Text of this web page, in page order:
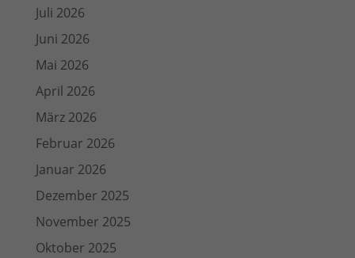
Juli 2026
Juni 2026
Mai 2026
April 2026
März 2026
Februar 2026
Januar 2026
Dezember 2025
November 2025
Oktober 2025